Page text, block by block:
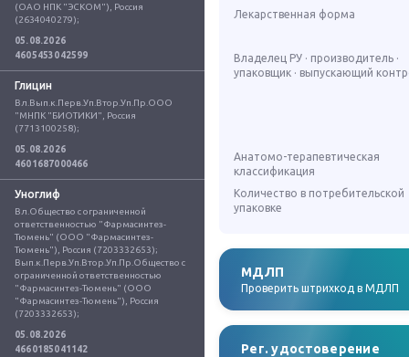
(ОАО НПК "ЭСКОМ"), Россия
(2634040279);
05.08.2026
4605453042599
Глицин
Вл.Вып.к.Перв.Уп.Втор.Уп.Пр.ООО
"МНПК "БИОТИКИ", Россия
(7713100258);
05.08.2026
4601687000466
Уноглиф
Вл.Общество с ограниченной
ответственностью "Фармасинтез-
Тюмень" (ООО "Фармасинтез-
Тюмень"), Россия (7203332653);
Вып.к.Перв.Уп.Втор.Уп.Пр.Общество с
ограниченной ответственностью
"Фармасинтез-Тюмень" (ООО
"Фармасинтез-Тюмень"), Россия
(7203332653);
05.08.2026
4660185041142
Лекарственная форма
Владелец РУ · производитель ·
упаковщик · выпускающий
Анатомо-терапевтическая
классификация
Количество в потребительской
упаковке
МДЛП
Проверить штрихкод в МДЛП
Рег. удостоверение